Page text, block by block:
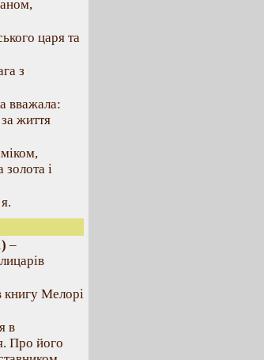
царя та
з
вважала:
життя
і
–
книгу Мелорі
в
Про його